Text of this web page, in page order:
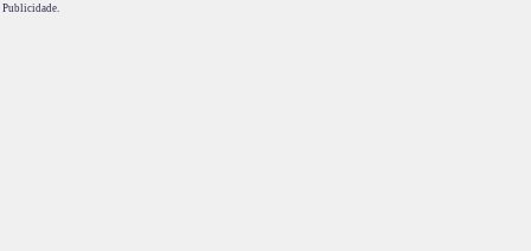
Publicidade.